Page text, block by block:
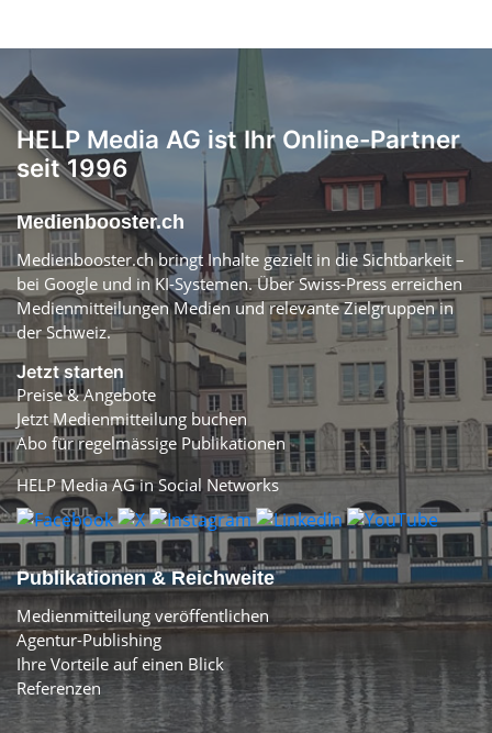
HELP Media AG ist Ihr Online-Partner
seit 1996
Medienbooster.ch
Medienbooster.ch bringt Inhalte gezielt in die Sichtbarkeit –
bei Google und in KI-Systemen. Über Swiss-Press erreichen
Medienmitteilungen Medien und relevante Zielgruppen in
der Schweiz.
Jetzt starten
Preise & Angebote
Jetzt Medienmitteilung buchen
Abo für regelmässige Publikationen
HELP Media AG in Social Networks
Publikationen & Reichweite
Medienmitteilung veröffentlichen
Agentur-Publishing
Ihre Vorteile auf einen Blick
Referenzen